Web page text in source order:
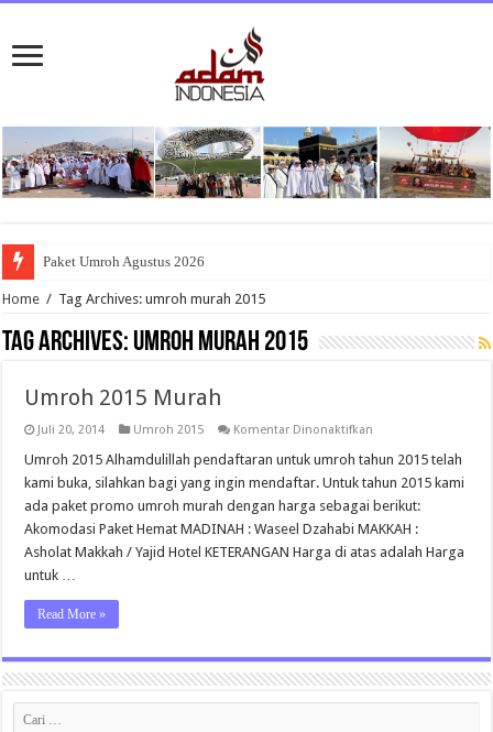
Paket Umroh Agustus 2026
Home / Tag Archives: umroh murah 2015
Tag Archives: umroh murah 2015
Umroh 2015 Murah
Juli 20, 2014 Umroh 2015 Komentar Dinonaktifkan
2015
Umroh 2015 Alhamdulillah pendaftaran untuk umroh tahun 2015 telah
kami buka, silahkan bagi yang ingin mendaftar. Untuk tahun 2015 kami
ada paket promo umroh murah dengan harga sebagai berikut:
Akomodasi Paket Hemat MADINAH : Waseel Dzahabi MAKKAH :
Asholat Makkah / Yajid Hotel KETERANGAN Harga di atas adalah Harga
untuk …
Read More »